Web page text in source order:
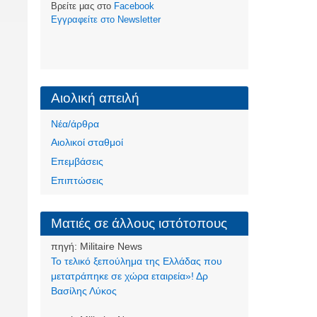
Βρείτε μας στο Facebook
Eγγραφείτε στο Newsletter
Αιολική απειλή
Νέα/άρθρα
Αιολικοί σταθμοί
Επεμβάσεις
Επιπτώσεις
Ματιές σε άλλους ιστότοπους
πηγή: Militaire News
Το τελικό ξεπούλημα της Ελλάδας που
μετατράπηκε σε χώρα εταιρεία»! Δρ
Βασίλης Λύκος